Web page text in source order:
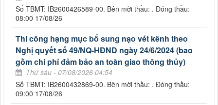
Số TBMT: IB2600426589-00. Bên mời thầu: . Đóng thầu:
08:00 17/08/26
Thi công hạng mục bổ sung nạo vét kênh theo
Nghị quyết số 49/NQ-HĐND ngày 24/6/2024 (bao
gồm chi phí đảm bảo an toàn giao thông thủy)
Thứ sáu - 07/08/2026 04:54
Số TBMT: IB2600432869-00. Bên mời thầu: . Đóng thầu:
09:00 17/08/26